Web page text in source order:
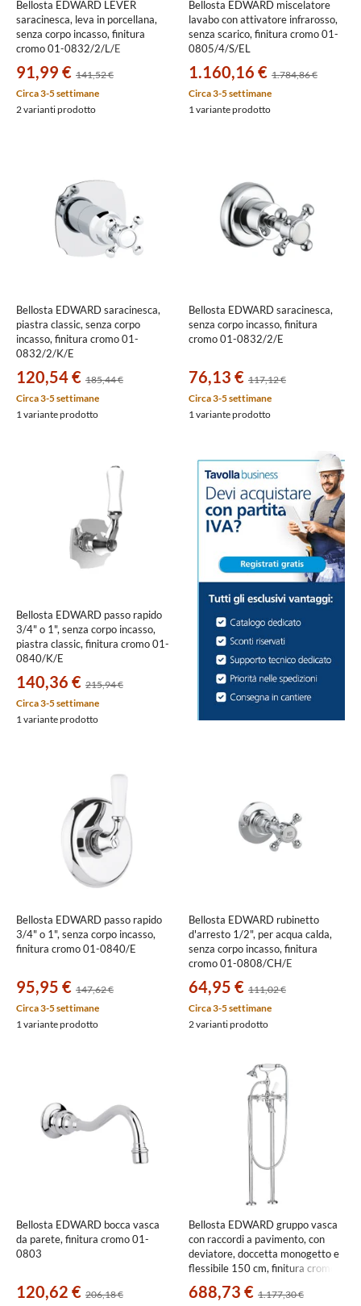
Bellosta EDWARD LEVER
saracinesca, leva in porcellana,
senza corpo incasso, finitura
cromo 01-0832/2/L/E
91,99 € 141,52 €
Circa 3-5 settimane
2 varianti prodotto
Bellosta EDWARD miscelatore
lavabo con attivatore infrarosso,
senza scarico, finitura cromo 01-
0805/4/S/EL
1.160,16 € 1.784,86 €
Circa 3-5 settimane
1 variante prodotto
Bellosta EDWARD saracinesca,
piastra classic, senza corpo
incasso, finitura cromo 01-
0832/2/K/E
120,54 € 185,44 €
Circa 3-5 settimane
1 variante prodotto
Bellosta EDWARD saracinesca,
senza corpo incasso, finitura
cromo 01-0832/2/E
76,13 € 117,12 €
Circa 3-5 settimane
1 variante prodotto
Bellosta EDWARD passo rapido
3/4" o 1", senza corpo incasso,
piastra classic, finitura cromo 01-
0840/K/E
140,36 € 215,94 €
Circa 3-5 settimane
1 variante prodotto
Bellosta EDWARD passo rapido
3/4" o 1", senza corpo incasso,
finitura cromo 01-0840/E
95,95 € 147,62 €
Circa 3-5 settimane
1 variante prodotto
Bellosta EDWARD rubinetto
d'arresto 1/2", per acqua calda,
senza corpo incasso, finitura
cromo 01-0808/CH/E
64,95 € 111,02 €
Circa 3-5 settimane
2 varianti prodotto
Bellosta EDWARD bocca vasca
da parete, finitura cromo 01-
0803
120,62 € 206,18 €
Bellosta EDWARD gruppo vasca
con raccordi a pavimento, con
deviatore, doccetta monogetto e
flessibile 150 cm, finitura cromo
688,73 € 1.177,30 €